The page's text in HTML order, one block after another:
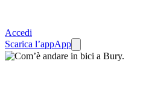
Accedi
Scarica l’appApp